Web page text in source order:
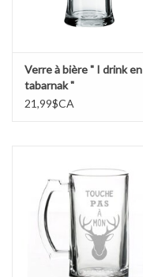
Verre à bière " I drink en
tabarnak "
21,99$CA